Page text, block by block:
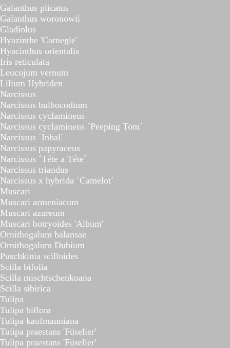
Galanthus plicatus
Galanthus woronowii
Gladiolus
Hyazinthe 'Carnegie'
Hyacinthus orientalis
Iris reticulata
Leucojum vernum
Lilium Hybriden
Narcissus
Narcissus bulbocodium
Narcissus cyclamineus
Narcissus cyclamineus ´Peeping Tom´
Narcissus ´Inbal´
Narcissus papyraceus
Narcissus ´Téte a Téte´
Narcissus triandus
Narcissus x hybrida ´Camelot´
Muscari
Muscari armeniacum
Muscari azureum
Muscari botryoides 'Album'
Ornithogalum balansae
Ornithogalum Dubium
Puschkinia scilloides
Scilla bifolia
Scilla mischtschenkoana
Scilla sibirica
Tulipa
Tulipa biflora
Tulipa kaufmanniana
Tulipa praestans 'Füselier'
Tulipa praestans 'Füselier'